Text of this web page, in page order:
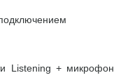
Listening + микрофон